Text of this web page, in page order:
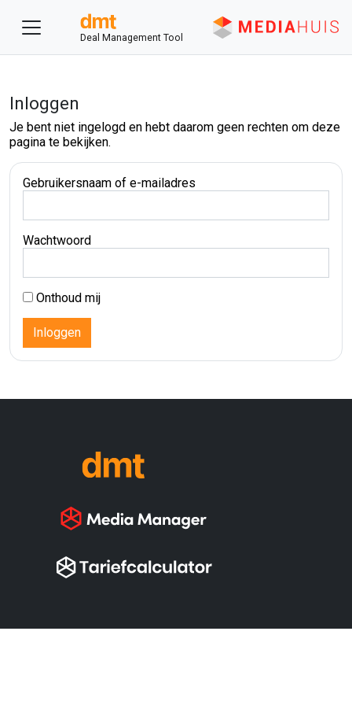
Deal Management Tool
Inloggen
Je bent niet ingelogd en hebt daarom geen rechten om deze
pagina te bekijken.
Gebruikersnaam of e-mailadres
Wachtwoord
Onthoud mij